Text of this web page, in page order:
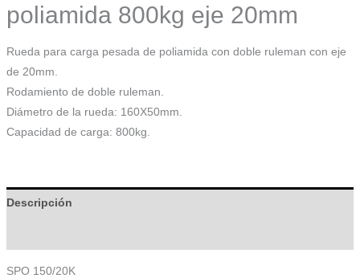
poliamida 800kg eje 20mm
Rueda para carga pesada de poliamida con doble ruleman con eje
de 20mm.
Rodamiento de doble ruleman.
Diámetro de la rueda: 160X50mm.
Capacidad de carga: 800kg.
Descripción
SPO 150/20K